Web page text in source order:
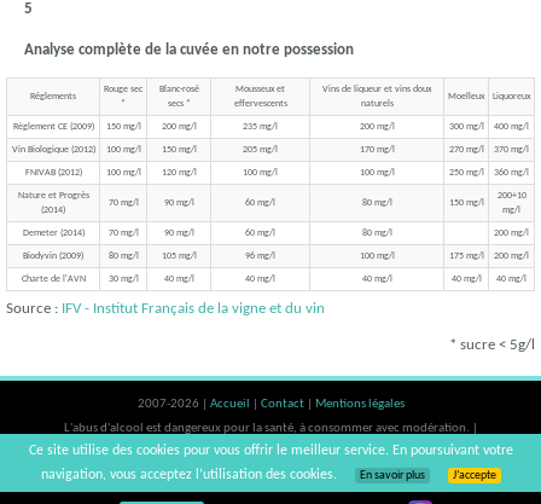
5
Analyse complète de la cuvée en notre possession
Réglements
Rouge sec
*
Blanc-rosé
secs *
Mousseux et
effervescents
Vins de liqueur et vins doux
naturels
Moelleux Liquoreux
Règlement CE (2009) 150 mg/l 200 mg/l 235 mg/l 200 mg/l 300 mg/l 400 mg/l
Vin Biologique (2012) 100 mg/l 150 mg/l 205 mg/l 170 mg/l 270 mg/l 370 mg/l
FNIVAB (2012) 100 mg/l 120 mg/l 100 mg/l 100 mg/l 250 mg/l 360 mg/l
Nature et Progrès
(2014)
70 mg/l 90 mg/l 60 mg/l 80 mg/l 150 mg/l
200+10
mg/l
Demeter (2014) 70 mg/l 90 mg/l 60 mg/l 80 mg/l 200 mg/l
Biodyvin (2009) 80 mg/l 105 mg/l 96 mg/l 100 mg/l 175 mg/l 200 mg/l
Charte de l'AVN 30 mg/l 40 mg/l 40 mg/l 40 mg/l 40 mg/l 40 mg/l
Source : IFV - Institut Français de la vigne et du vin
* sucre < 5g/l
2007-2026 | Accueil Contact
Mentions légales
L'abus d'alcool est dangereux pour la santé, à consommer avec modération. |
vinsnaturels | v3.12
Ce site utilise des cookies pour vous offrir le meilleur service. En poursuivant votre
navigation, vous acceptez l’utilisation des cookies.
En savoir plus J’accepte